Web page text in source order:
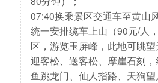
07:40换乘景区交通车至黄山
统一安排缆车上山（90元/人
区，游览玉屏峰，此地可眺
迎客松、送客松、摩崖石刻
鱼跳龙门、仙人指路、天狗